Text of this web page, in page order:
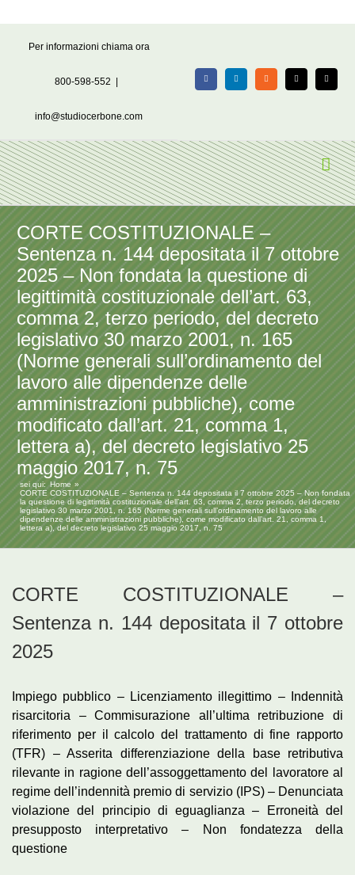
Per informazioni chiama ora
800-598-552
info@studiocerbone.com
FacebookLinkedIn Rss X Email
CORTE COSTITUZIONALE –
Sentenza n. 144 depositata il 7 ottobre
2025 – Non fondata la questione di
legittimità costituzionale dell’art. 63,
comma 2, terzo periodo, del decreto
legislativo 30 marzo 2001, n. 165
(Norme generali sull’ordinamento del
lavoro alle dipendenze delle
amministrazioni pubbliche), come
modificato dall’art. 21, comma 1,
lettera a), del decreto legislativo 25
maggio 2017, n. 75
sei qui:
Home
CORTE COSTITUZIONALE – Sentenza n. 144 depositata il 7 ottobre 2025 – Non fondata
la questione di legittimità costituzionale dell’art. 63, comma 2, terzo periodo, del decreto
legislativo 30 marzo 2001, n. 165 (Norme generali sull’ordinamento del lavoro alle
dipendenze delle amministrazioni pubbliche), come modificato dall’art. 21, comma 1,
lettera a), del decreto legislativo 25 maggio 2017, n. 75
CORTE COSTITUZIONALE –
Sentenza n. 144 depositata il 7 ottobre
2025
Impiego pubblico – Licenziamento illegittimo – Indennità
risarcitoria – Commisurazione all’ultima retribuzione di
riferimento per il calcolo del trattamento di fine rapporto
(TFR) – Asserita differenziazione della base retributiva
rilevante in ragione dell’assoggettamento del lavoratore al
regime dell’indennità premio di servizio (IPS) – Denunciata
violazione del principio di eguaglianza – Erroneità del
presupposto interpretativo – Non fondatezza della
questione